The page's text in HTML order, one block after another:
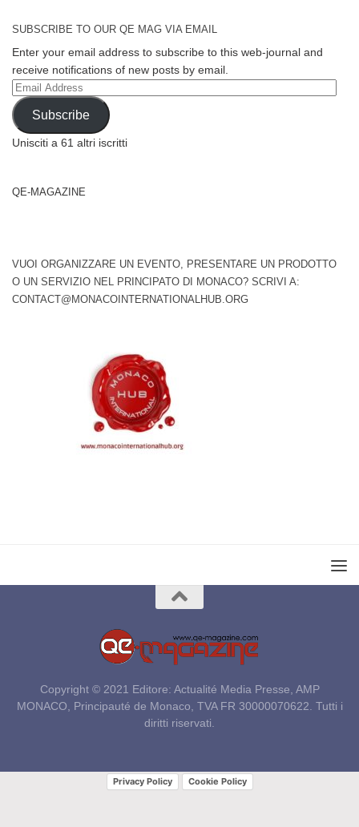
SUBSCRIBE TO OUR QE MAG VIA EMAIL
Enter your email address to subscribe to this web-journal and
receive notifications of new posts by email.
Email
Address
Subscribe
Unisciti a 61 altri iscritti
QE-MAGAZINE
VUOI ORGANIZZARE UN EVENTO, PRESENTARE UN PRODOTTO
O UN SERVIZIO NEL PRINCIPATO DI MONACO? SCRIVI A:
CONTACT@MONACOINTERNATIONALHUB.ORG
Copyright © 2021 Editore: Actualité Media Presse, AMP
MONACO, Principauté de Monaco, TVA FR 30000070622. Tutti i
diritti riservati.
Privacy Policy Cookie Policy